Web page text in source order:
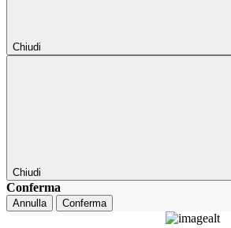
Chiudi
Chiudi
Conferma
Annulla Conferma